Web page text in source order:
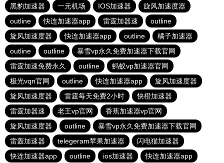
黑豹加速器
一元机场 IOS加速器
旋风加速度器
outline
快连加速器app 雷霆加器速
outline
旋风加速度器
快连加速器app outline
橘子加速器
outline
outline
暴雪vp永久免费加速器下载官网
雷霆加速免费永久
outline
蚂蚁vp加速器官网
极光vqn官网
outline 快连加速器app
旋风加速度器
旋风加速度器
雷霆每天免费2小时
快橙加速器
雷霆加器速
老王vp官网
香蕉加速器vp官网
旋风加速度器
outline
暴雪vp永久免费加速器下载官网
雷轰加速器
telegeram苹果加速器
闪电猫加速器
快连加速器app
outline ios加速器 快连加速器app